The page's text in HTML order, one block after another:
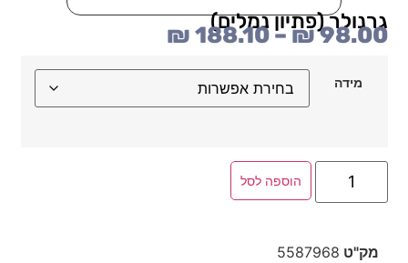
גרנולר (פתיון נמלים)
₪98.00
–
₪ 188.10
מידה
הוספה לסל
מק"ט 5587968